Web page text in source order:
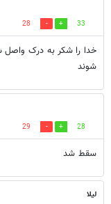
33
28
خدا را شکر به درک واصل
شوند
28
29
سقط شد
لیلا